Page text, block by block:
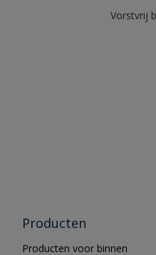
Vorstvrij
Producten
Producten voor binnen